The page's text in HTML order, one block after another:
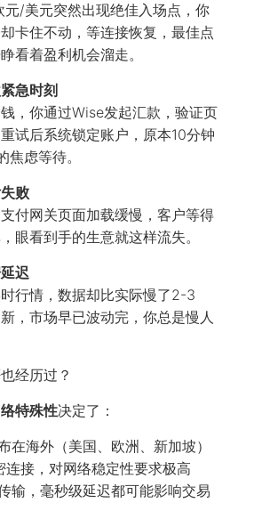
/美元突然出现绝佳入场点，你
卡住不动，等连接恢复，最佳点
看着盈利机会溜走。
急时刻
，你通过Wise发起汇款，验证页
试后系统锁定账户，原本10分钟
虑等待。
败
付网关页面加载缓慢，客户等得
眼看到手的生意就这样流失。
迟
行情，数据却比实际慢了2-3
，市场早已波动完，你总是慢人
经历过？
特殊性决定了：
在海外（美国、欧洲、新加坡）
连接，对网络稳定性要求极高
输，毫秒级延迟都可能影响交易